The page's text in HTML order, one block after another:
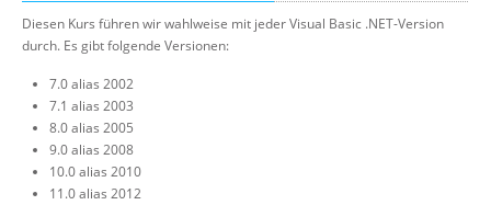
Diesen Kurs führen wir wahlweise mit jeder Visual Basic .NET-Version
durch. Es gibt folgende Versionen:
7.0 alias 2002
7.1 alias 2003
8.0 alias 2005
9.0 alias 2008
10.0 alias 2010
11.0 alias 2012